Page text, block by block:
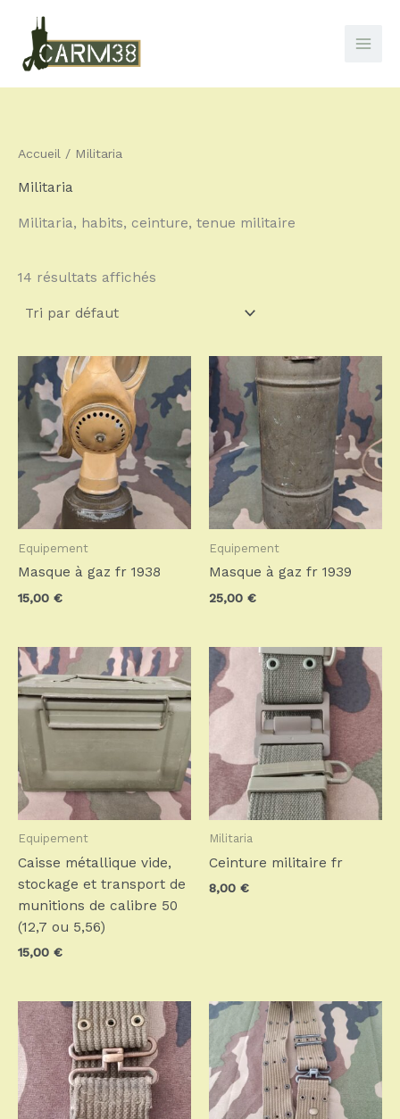
contenu
Accueil / Militaria
Militaria
Militaria, habits, ceinture, tenue militaire
14 résultats affichés
Equipement
Masque à gaz fr 1938
15,00 €
Equipement
Masque à gaz fr 1939
25,00 €
Equipement
Caisse métallique vide,
stockage et transport de
munitions de calibre 50
(12,7 ou 5,56)
15,00 €
Militaria
Ceinture militaire fr
8,00 €